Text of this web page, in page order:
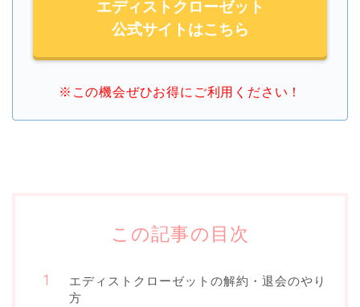
エディストクローゼット
公式サイトはこちら
※この機会ぜひお得にご利用ください！
この記事の目次
エディストクローゼットの解約・退会のやり
方